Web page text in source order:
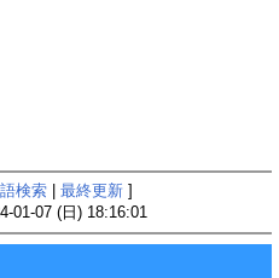
検索| 最終更新]
01-07 (日) 18:16:01